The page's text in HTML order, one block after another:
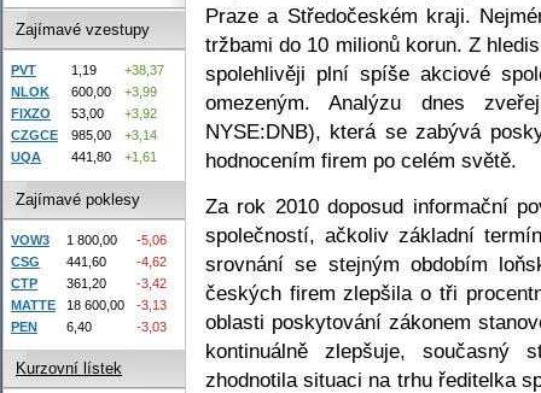
Praze a Středočeském kraji.
tržbami do 10 milionů korun. Z
spolehlivěji plní spíše akciové
omezeným. Analýzu dnes
NYSE:DNB), která se zabývá
hodnocením firem po celém světě.
Za rok 2010 doposud informační
společností, ačkoliv základní
srovnání se stejným obdobím
českých firem zlepšila o tři
oblasti poskytování zákonem
kontinuálně zlepšuje, současný
zhodnotila situaci na trhu ředitelka
Zajímavé vzestupy
PVT 1,19
+38,37
NLOK
600,00
+3,99
FIXZO
53,00
+3,92
CZGCE
985,00
+3,14
UQA
441,80 +1,61
Zajímavé poklesy
VOW3 1 800,00
-5,06
CSG
441,60
-4,62
CTP
361,20
-3,42
MATTE
18 600,00
-3,13
PEN
6,40 -3,03
Kurzovní lístek